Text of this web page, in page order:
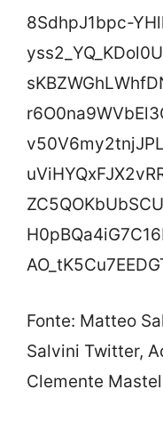
8SdhpJ1bpc-
Fonte: Matteo
Salvini Twitter,
Clemente